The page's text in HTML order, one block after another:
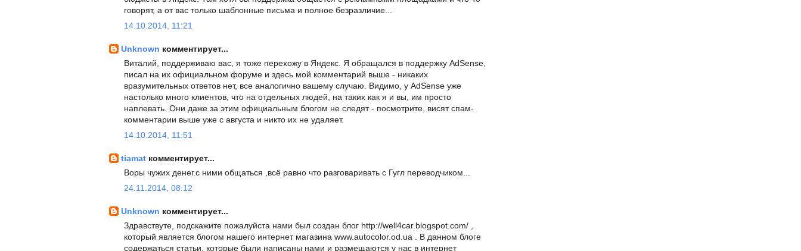
говорят, а от вас только шаблонные письма и полное безразличие...
14.10.2014, 11:21
Unknown комментирует...
Виталий, поддерживаю вас, я тоже перехожу в Яндекс. Я обращался в поддержку AdSense,
писал на их официальном форуме и здесь мой комментарий выше - никаких
вразумительных ответов нет, все аналогично вашему случаю. Видимо, у AdSense уже
настолько много клиентов, что на отдельных людей, на таких как я и вы, им просто
наплевать. Они даже за этим официальным блогом не следят - посмотрите, висят спам-
комментарии выше уже с августа и никто их не удаляет.
14.10.2014, 11:51
tiamat комментирует...
Воры чужих денег.с ними общаться ,всё равно что разговаривать с Гугл переводчиком...
24.11.2014, 08:12
Unknown комментирует...
Здравствуте, подскажите пожалуйста нами был создан блог http://well4car.blogspot.com/ ,
который является блогом нашего интернет магазина www.autocolor.od.ua . В данном блоге
содержаться статьи, которые были написаны нами и размещаются у нас в интернет